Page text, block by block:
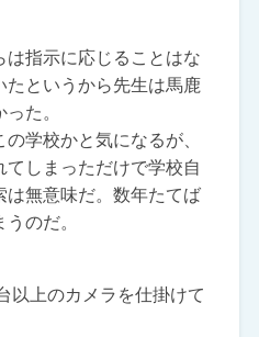
指示に応じることはな
たというから先生は馬鹿
た。
学校かと気になるが、
しまっただけで学校自
無意味だ。数年たてば
のだ。
上のカメラを仕掛けて